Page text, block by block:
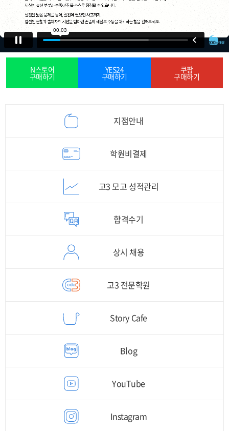
N스토어
구매하기
YES24
구매하기
쿠팡
구매하기
지점안내
학원비결제
고3 모고 성적관리
합격수기
상시 채용
고3 전문학원
Story Cafe
Blog
YouTube
Instagram